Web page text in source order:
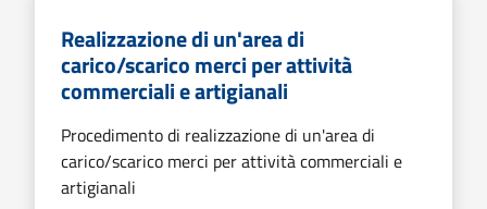
Realizzazione di un'area di
carico/scarico merci per attività
commerciali e artigianali
Procedimento di realizzazione di un'area di
carico/scarico merci per attività commerciali e
artigianali